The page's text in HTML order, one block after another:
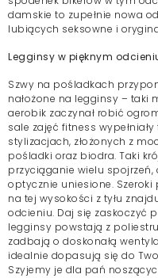
damskie to zupełnie nowa
lubiących seksowne i
Legginsy w pięknym
Szwy na pośladkach
nałożone na legginsy – taki
aerobik zaczynał robić
sale zajęć fitness
stylizacjach, złożonych z
pośladki oraz biodra. Taki
przyciąganie wielu
optycznie uniesione. Szeroki
na tej wysokości z tyłu
odcieniu. Daj się zaskoczyć
legginsy powstają z
zadbają o doskonałą
idealnie dopasują się do
Szyjemy je dla pań